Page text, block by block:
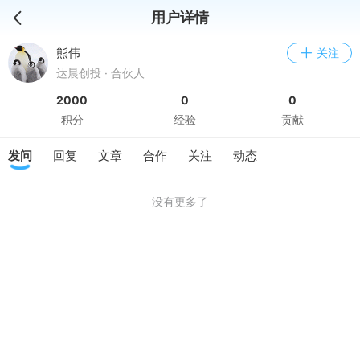
用户详情
熊伟
关注
达晨创投 · 合伙人
2000
积分
0
经验
0
贡献
发问 回复 文章 合作 关注 动态
没有更多了